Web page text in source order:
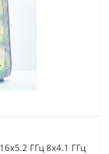
ГГц 8x4.1 ГГц